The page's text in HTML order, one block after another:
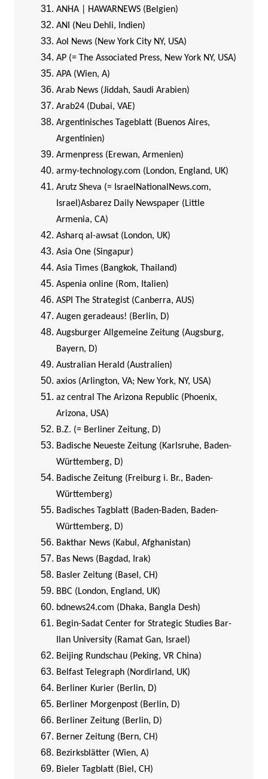
ANHA | HAWARNEWS (Belgien)
ANI (Neu Dehli, Indien)
Aol News (New York City NY, USA)
AP (= The Associated Press, New York NY, USA)
APA (Wien, A)
Arab News (Jiddah, Saudi Arabien)
Arab24 (Dubai, VAE)
Argentinisches Tageblatt (Buenos Aires,
Argentinien)
Armenpress (Erewan, Armenien)
army-technology.com (London, England, UK)
Arutz Sheva (= IsraelNationalNews.com,
Israel)Asbarez Daily Newspaper (Little
Armenia, CA)
Asharq al-awsat (London, UK)
Asia One (Singapur)
Asia Times (Bangkok, Thailand)
Aspenia online (Rom, Italien)
ASPI The Strategist (Canberra, AUS)
Augen geradeaus! (Berlin, D)
Augsburger Allgemeine Zeitung (Augsburg,
Bayern, D)
Australian Herald (Australien)
axios (Arlington, VA; New York, NY, USA)
az central The Arizona Republic (Phoenix,
Arizona, USA)
B.Z. (= Berliner Zeitung, D)
Badische Neueste Zeitung (Karlsruhe, Baden-
Württemberg, D)
Badische Zeitung (Freiburg i. Br., Baden-
Württemberg)
Badisches Tagblatt (Baden-Baden, Baden-
Württemberg, D)
Bakthar News (Kabul, Afghanistan)
Bas News (Bagdad, Irak)
Basler Zeitung (Basel, CH)
BBC (London, England, UK)
bdnews24.com (Dhaka, Bangla Desh)
Begin-Sadat Center for Strategic Studies Bar-
Ilan University (Ramat Gan, Israel)
Beijing Rundschau (Peking, VR China)
Belfast Telegraph (Nordirland, UK)
Berliner Kurier (Berlin, D)
Berliner Morgenpost (Berlin, D)
Berliner Zeitung (Berlin, D)
Berner Zeitung (Bern, CH)
Bezirksblätter (Wien, A)
Bieler Tagblatt (Biel, CH)